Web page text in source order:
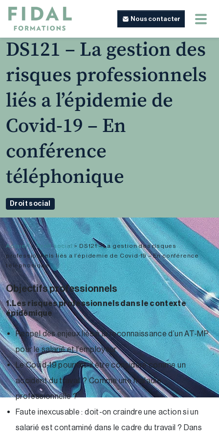
Nous contacter
DS121 – La gestion des
risques professionnels
liés a l’épidemie de
Covid-19 – En
conférence
téléphonique
Droit social
Accueil>Droit social >DS121 – La gestion des risques
professionnels liés a l’épidemie de Covid-19 – En conférence
téléphonique
Objectifs professionnels
1.Les risques professionnels dans le contexte
épidémique
Rappel des enjeux liés à la reconnaissance d’un AT-MP
pour le salarié et l’employeur
Le Covid-19 pourrait-il être considéré comme un
accident du travail ? Comme une maladie
professionnelle ?
Faute inexcusable : doit-on craindre une action si un
salarié est contaminé dans le cadre du travail ? Dans